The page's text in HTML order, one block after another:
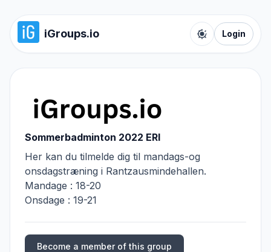
iGroups.io
Toggle color
Login
Sommerbadminton 2022 ERI
Her kan du tilmelde dig til mandags-og
onsdagstræning i Rantzausmindehallen.
Mandage : 18-20
Onsdage : 19-21
Become a member of this group